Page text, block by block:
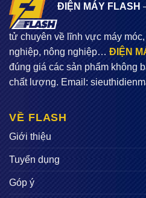
ĐIỆN MÁY FLASH
tử chuyên về lĩnh vực máy
nghiệp, nông nghiệp… ĐIỆN
đúng giá các sản phẩm không
chất lượng. Email:
VỀ FLASH
Giới thiệu
Tuyển dụng
Góp ý